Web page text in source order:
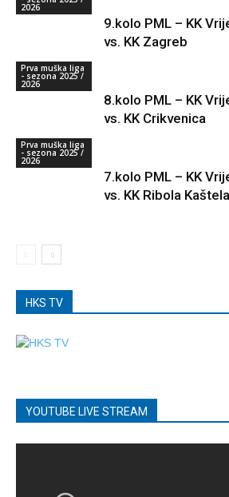
2026
9.kolo PML – KK
vs. KK Zagreb
Prva muška liga
- sezona 2025 /
2026
8.kolo PML – KK
vs. KK Crikvenica
Prva muška liga
- sezona 2025 /
2026
7.kolo PML – KK
vs. KK Ribola Kaštela
HKS TV
YOUTUBE LIVE STREAM